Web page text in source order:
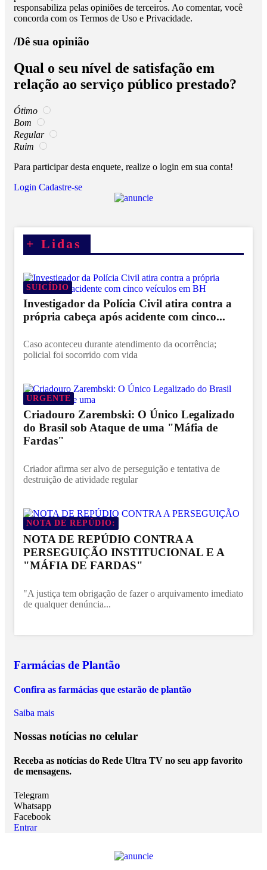
responsabiliza pelas opiniões de terceiros. Ao comentar, você
concorda com os Termos de Uso e Privacidade.
/Dê sua opinião
Qual o seu nível de satisfação em
relação ao serviço público prestado?
Ótimo
Bom
Regular
Ruim
Para participar desta enquete, realize o login em sua conta!
Login Cadastre-se
+ Lidas
SUICÍDIO
Investigador da Polícia Civil atira contra a
própria cabeça após acidente com cinco...
Caso aconteceu durante atendimento da ocorrência;
policial foi socorrido com vida
URGENTE
Criadouro Zarembski: O Único Legalizado
do Brasil sob Ataque de uma "Máfia de
Fardas"
Criador afirma ser alvo de perseguição e tentativa de
destruição de atividade regular
NOTA DE REPÚDIO:
NOTA DE REPÚDIO CONTRA A
PERSEGUIÇÃO INSTITUCIONAL E A
"MÁFIA DE FARDAS"
"A justiça tem obrigação de fazer o arquivamento imediato
de qualquer denúncia...
Farmácias de Plantão
Confira as farmácias que estarão de plantão
Saiba mais
Nossas notícias no celular
Receba as notícias do Rede Ultra TV no seu app favorito
de mensagens.
Telegram
Whatsapp
Facebook
Entrar